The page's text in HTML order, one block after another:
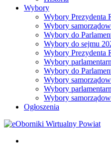
Wybory
Wybory Prezydenta
Wybory
Wybory do
Wybory do sejmu
Wybory Prezydenta
Wybory
Wybory do
Wybory
Wybory
Wybory
Ogłoszenia